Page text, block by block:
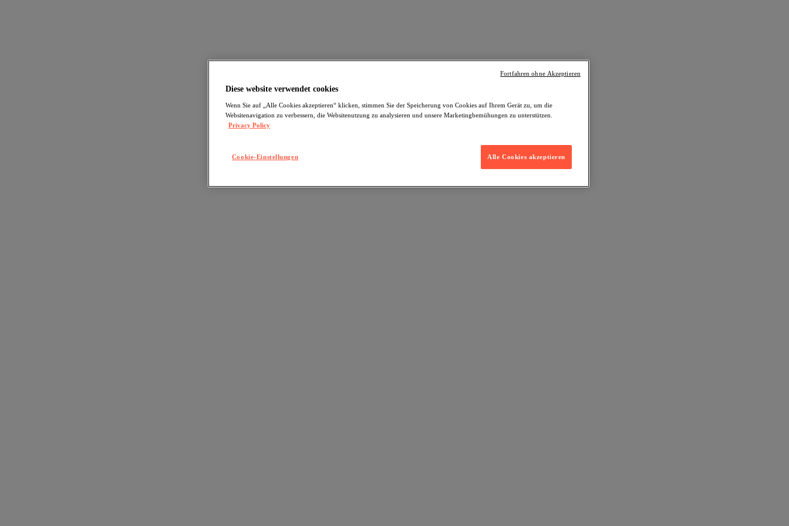
Diese website verwendet cookies
Wenn Sie auf „Alle Cookies akzeptieren“ klicken, stimmen Sie der Speicherung von Cookies auf Ihrem Gerät zu, um die
Websitenavigation zu verbessern, die Websitenutzung zu analysieren und unsere Marketingbemühungen zu unterstützen.
Privacy Policy
Cookie-Einstellungen Alle Cookies akzeptieren
Fortfahren ohne Akzeptieren